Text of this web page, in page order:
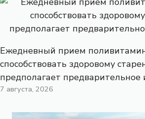
Ежедневный прием
способствовать здоровому
предполагает предварительное
7 августа, 2026